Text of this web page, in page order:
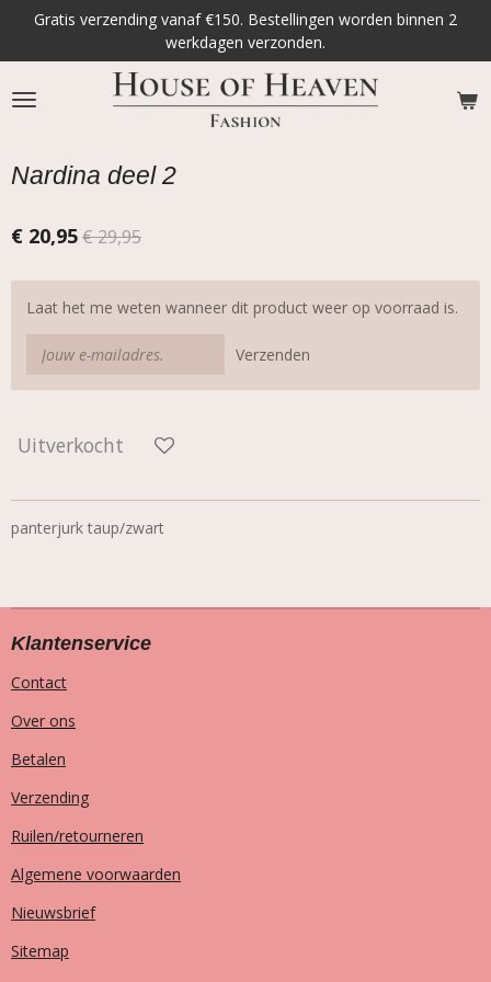
naar
de
hoofdinhoud
Gratis verzending vanaf €150. Bestellingen worden binnen 2
werkdagen verzonden.
Nardina deel 2
€ 20,95€ 29,95
Laat het me weten wanneer dit product weer op voorraad is.
Verzenden
Uitverkocht
panterjurk taup/zwart
Klantenservice
Contact
Over ons
Betalen
Verzending
Ruilen/retourneren
Algemene voorwaarden
Nieuwsbrief
Sitemap